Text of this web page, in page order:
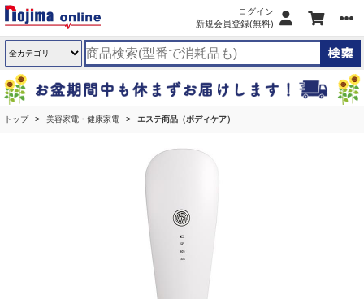
ログイン
新規会員登録(無料)
トップ 美容家電・健康家電 エステ商品（ボディケア）